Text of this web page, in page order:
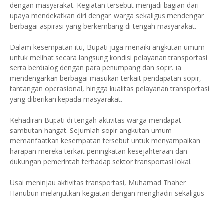
dengan masyarakat. Kegiatan tersebut menjadi bagian dari
upaya mendekatkan diri dengan warga sekaligus mendengar
berbagai aspirasi yang berkembang di tengah masyarakat.
Dalam kesempatan itu, Bupati juga menaiki angkutan umum
untuk melihat secara langsung kondisi pelayanan transportasi
serta berdialog dengan para penumpang dan sopir. Ia
mendengarkan berbagai masukan terkait pendapatan sopir,
tantangan operasional, hingga kualitas pelayanan transportasi
yang diberikan kepada masyarakat.
Kehadiran Bupati di tengah aktivitas warga mendapat
sambutan hangat. Sejumlah sopir angkutan umum
memanfaatkan kesempatan tersebut untuk menyampaikan
harapan mereka terkait peningkatan kesejahteraan dan
dukungan pemerintah terhadap sektor transportasi lokal.
Usai meninjau aktivitas transportasi, Muhamad Thaher
Hanubun melanjutkan kegiatan dengan menghadiri sekaligus